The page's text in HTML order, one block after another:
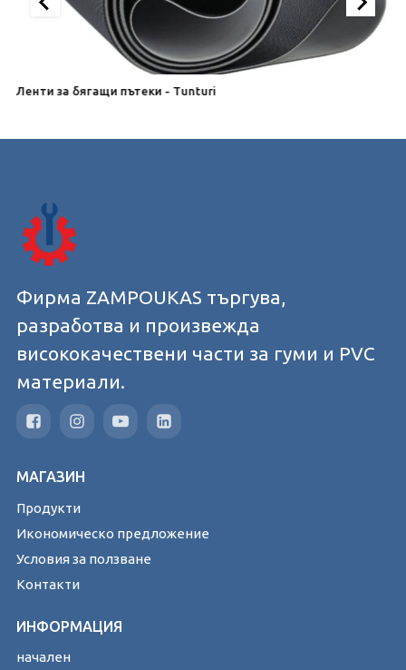
Ленти за бягащи пътеки - Tunturi
Фирма ZAMPOUKAS търгува,
разработва и произвежда
висококачествени части за гуми и PVC
материали.
МАГАЗИН
Продукти
Икономическо предложение
Условия за ползване
Контакти
ИНФОРМАЦИЯ
начален